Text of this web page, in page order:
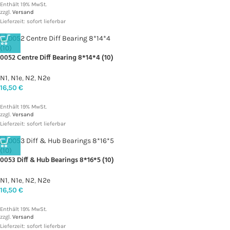
Enthält 19% MwSt.
zzgl. Versand
Lieferzeit: sofort lieferbar
0052 Centre Diff Bearing 8*14*4 (10)
N1, N1e, N2, N2e
16,50 €
Enthält 19% MwSt.
zzgl. Versand
Lieferzeit: sofort lieferbar
0053 Diff & Hub Bearings 8*16*5 (10)
N1, N1e, N2, N2e
16,50 €
Enthält 19% MwSt.
zzgl. Versand
Lieferzeit: sofort lieferbar